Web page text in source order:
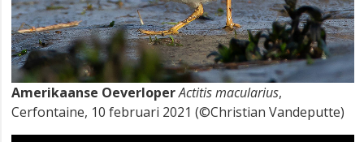
Amerikaanse OeverloperActitis macularius,
Cerfontaine, 10 februari 2021 (©Christian Vandeputte)